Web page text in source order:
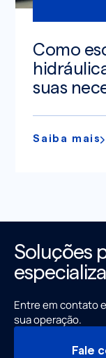
Como
suas
Saiba mais
Soluções
Entre em contato
sua operação.
Fale